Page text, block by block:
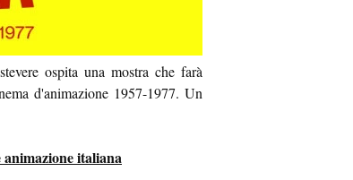
ospita una mostra che farà
d'animazione 1957-1977. Un
italiana